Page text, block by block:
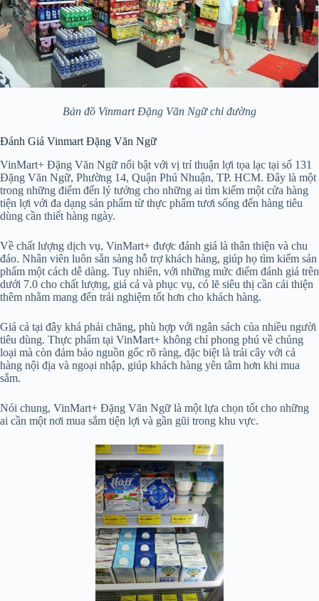
Bản đồ Vinmart Đặng Văn Ngữ chỉ đường
Đánh Giá Vinmart Đặng Văn Ngữ
VinMart+ Đặng Văn Ngữ nổi bật với vị trí thuận lợi tọa lạc tại số 131
Đặng Văn Ngữ, Phường 14, Quận Phú Nhuận, TP. HCM. Đây là một
trong những điểm đến lý tưởng cho những ai tìm kiếm một cửa hàng
tiện lợi với đa dạng sản phẩm từ thực phẩm tươi sống đến hàng tiêu
dùng cần thiết hàng ngày.
Về chất lượng dịch vụ, VinMart+ được đánh giá là thân thiện và chu
đáo. Nhân viên luôn sẵn sàng hỗ trợ khách hàng, giúp họ tìm kiếm sản
phẩm một cách dễ dàng. Tuy nhiên, với những mức điểm đánh giá trên
dưới 7.0 cho chất lượng, giá cả và phục vụ, có lẽ siêu thị cần cải thiện
thêm nhằm mang đến trải nghiệm tốt hơn cho khách hàng.
Giá cả tại đây khá phải chăng, phù hợp với ngân sách của nhiều người
tiêu dùng. Thực phẩm tại VinMart+ không chỉ phong phú về chủng
loại mà còn đảm bảo nguồn gốc rõ ràng, đặc biệt là trái cây với cả
hàng nội địa và ngoại nhập, giúp khách hàng yên tâm hơn khi mua
sắm.
Nói chung, VinMart+ Đặng Văn Ngữ là một lựa chọn tốt cho những
ai cần một nơi mua sắm tiện lợi và gần gũi trong khu vực.